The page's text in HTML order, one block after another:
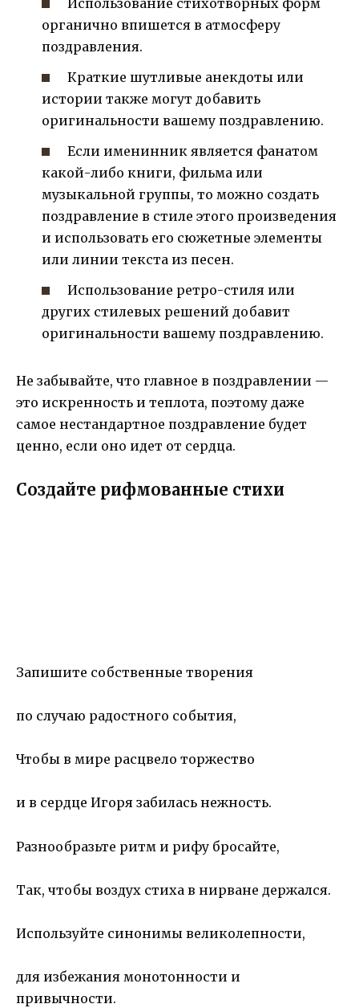
органично впишется в атмосферу
поздравления.
Краткие шутливые анекдоты или
истории также могут добавить
оригинальности вашему поздравлению.
Если именинник является фанатом
какой-либо книги, фильма или
музыкальной группы, то можно создать
поздравление в стиле этого произведения
и использовать его сюжетные элементы
или линии текста из песен.
Использование ретро-стиля или
других стилевых решений добавит
оригинальности вашему поздравлению.
Не забывайте, что главное в поздравлении —
это искренность и теплота, поэтому даже
самое нестандартное поздравление будет
ценно, если оно идет от сердца.
Создайте рифмованные стихи
Запишите собственные творения
по случаю радостного события,
Чтобы в мире расцвело торжество
и в сердце Игоря забилась нежность.
Разнообразьте ритм и рифу бросайте,
Так, чтобы воздух стиха в нирване держался.
Используйте синонимы великолепности,
для избежания монотонности и
привычности.